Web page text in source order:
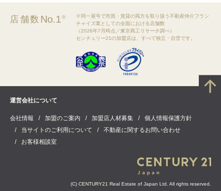
店舗数 No.1※
※同一屋号で売買・賃貸の両方を取り扱う不動産仲介フラン
チャイズ業としての全国における店舗数
（2026年7月時点／東京商工リサーチ調べ）
センチュリー21の加盟店は、すべて独立・自営です。
運営会社について
会社情報 加盟のご案内 加盟店人材募集
個人情報保護方針
当サイトのご利用について
不動産に関するお問い合わせ
お客様相談室
(C) CENTURY21 Real Estate of Japan Ltd. All rights reserved.